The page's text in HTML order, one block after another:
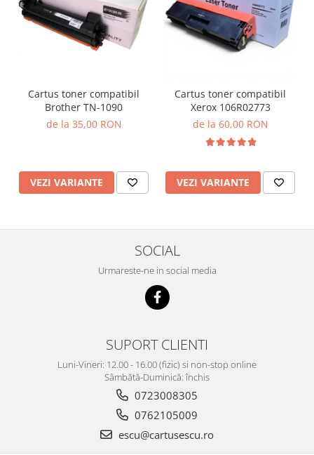
Cartus toner compatibil
Brother TN-1090
de la 35,00 RON
VEZI VARIANTE
Cartus toner compatibil
Xerox 106R02773
de la 60,00 RON
VEZI VARIANTE
SOCIAL
Urmareste-ne in social media
SUPORT CLIENTI
Luni-Vineri: 12.00 - 16.00 (fizic) si non-stop online
Sâmbătă-Duminică: închis
0723008305
0762105009
escu@cartusescu.ro